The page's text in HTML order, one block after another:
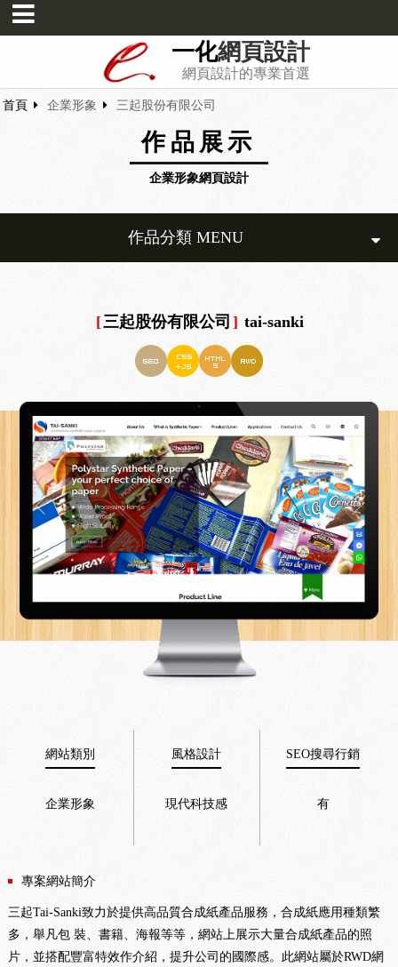
一化網頁設計
網頁設計的專業首選
首頁 企業形象 三起股份有限公司
作品展示
企業形象網頁設計
作品分類 MENU
[三起股份有限公司 ] tai-sanki
網站類別
企業形象
風格設計
現代科技感
SEO搜尋行銷
有
專案網站簡介
三起Tai-Sanki致力於提供高品質合成紙產品服務，合成紙應用種類繁
多，舉凡包 裝、書籍、海報等等，網站上展示大量合成紙產品的照
片，並搭配豐富特效作介紹，提升公司的國際感。此網站屬於RWD網